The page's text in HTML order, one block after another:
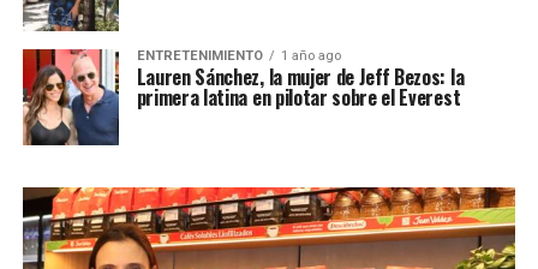
ENTRETENIMIENTO 1 año ago
Lauren Sánchez, la mujer de Jeff Bezos: la
primera latina en pilotar sobre el Everest